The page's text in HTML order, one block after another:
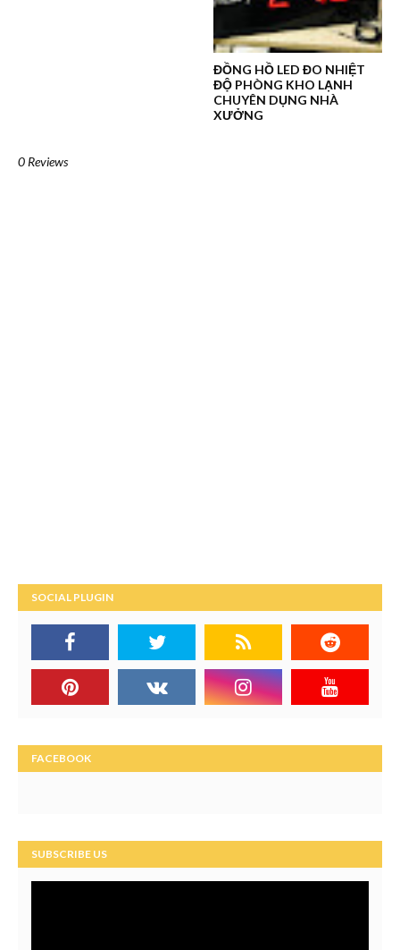
ĐỒNG HỒ LED ĐO NHIỆT
ĐỘ PHÒNG KHO LẠNH
CHUYÊN DỤNG NHÀ
XƯỞNG
0 Reviews
SOCIAL PLUGIN
FACEBOOK
SUBSCRIBE US